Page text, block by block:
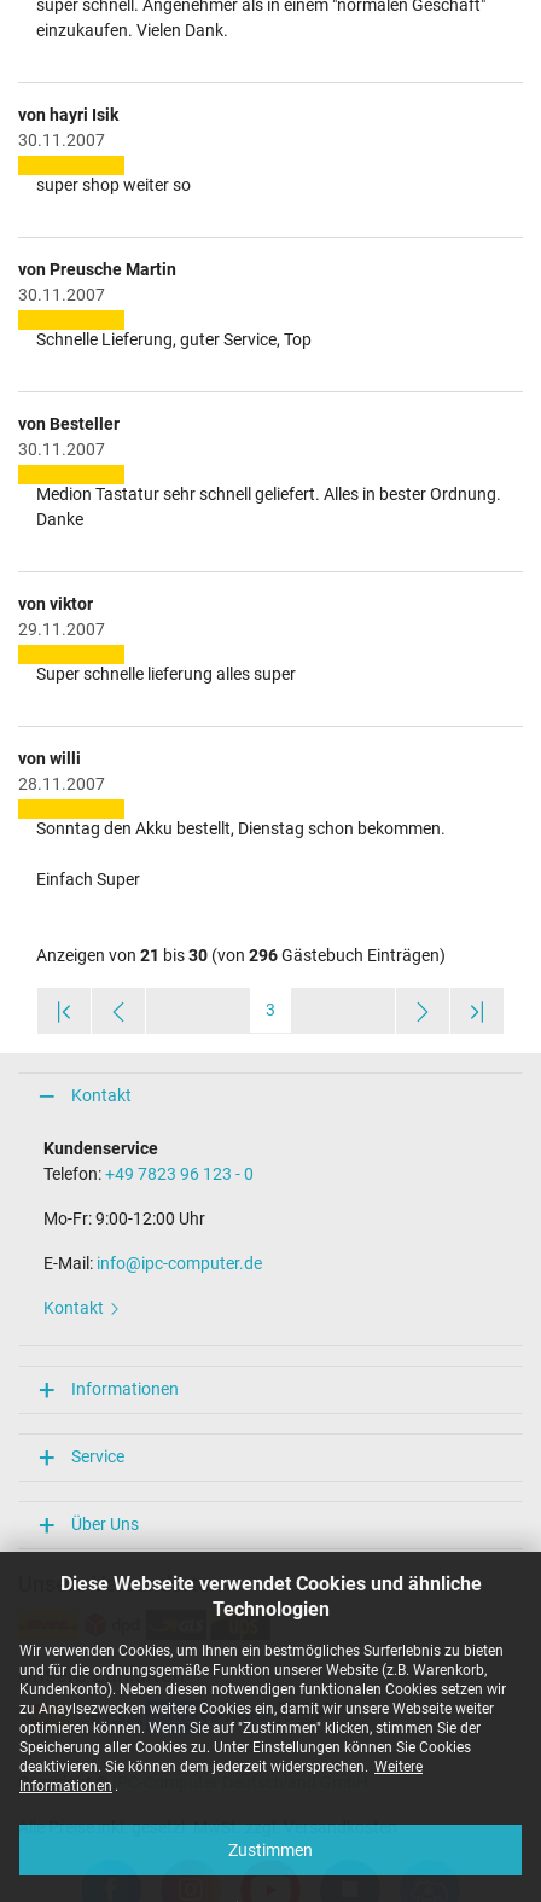
Diese Webseite verwendet Cookies und ähnliche
Technologien
Wir verwenden Cookies, um Ihnen ein bestmögliches Surferlebnis zu bieten
und für die ordnungsgemäße Funktion unserer Website (z.B. Warenkorb,
Kundenkonto). Neben diesen notwendigen funktionalen Cookies setzen wir
zu Anaylsezwecken weitere Cookies ein, damit wir unsere Webseite weiter
optimieren können. Wenn Sie auf "Zustimmen" klicken, stimmen Sie der
Speicherung aller Cookies zu. Unter Einstellungen können Sie Cookies
deaktivieren. Sie können dem jederzeit widersprechen. Weitere
Informationen .
Zustimmen
super schnell. Angenehmer als in einem "normalen Geschäft"
einzukaufen. Vielen Dank.
von hayri Isik
30.11.2007
super shop weiter so
von Preusche Martin
30.11.2007
Schnelle Lieferung, guter Service, Top
von Besteller
30.11.2007
Medion Tastatur sehr schnell geliefert. Alles in bester Ordnung.
Danke
von viktor
29.11.2007
Super schnelle lieferung alles super
von willi
28.11.2007
Sonntag den Akku bestellt, Dienstag schon bekommen.
Einfach Super
Anzeigen von 21 bis30 (von 296Gästebuch Einträgen)
3
Kontakt
Kundenservice
Telefon:+49 7823 96 123 - 0
Mo-Fr: 9:00-12:00 Uhr
E-Mail: info@ipc-computer.de
Kontakt
Informationen
Service
Über Uns
Unsere Versandarten
Unsere Zahlarten
Copyright ©
Alle Preise inkl. gesetzl. MwSt. zzgl. Versandkosten